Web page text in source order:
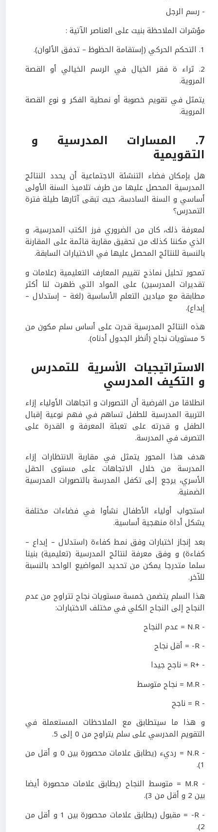
- رسم الرجل
مؤشرات الملاحظة بنيت على العناصر الآتية :
1. التحكم الحركي (إستقامة الحظوظ – تدفق الألوان).
2. ثراء ة فقر الخيال في الرسم الخيالي أو القصة
المروية.
يتمثل في تقويم خصوبة أو نمطية الفكر و نوع القصة
المروية.
7. المسارات المدرسية و
التقويمية
هل بإمكان فضاء التنشئة الاجتماعية أن يحدد النتائج
المدرسية المحصل عليها من طرف تلاميذ السنة الأولى
أساسي و السنة السادسة، حيث تبقى آثارها طيلة فترة
التمدرس؟
لمعرفة ذلك، كان من الضروري فرز الكتب المدرسية، و
الذي مكننا كذلك من تحقيق مقاربة قائمة على المقارنة
بالنسبة للنتائج المحصل عليها في الاختيارات السابقة.
تمحور تحليل نماذج تقييم المعارف التعليمية (علامات و
تقديرات المدرسين) على المواد التي ظهرت لنا أكثر
مطابقة مع ميادين التعلم الأساسية (لغة – إستدلال –
إبداع).
هذه النتائج المدرسية قدرت على أساس سلم مكون من
5 مستويات نجاح (أنظر الجدول أدناه).
الاستراتيجيات الأسرية للتمدرس
و التكيف المدرسي
انطلاقا من الفرضية أن التصورات و اتجاهات الأولياء إزاء
التربية المدرسية للطفل تساهم في فهم نوعية إقبال
الطفل و قدرته على تعبئة المعرفة و القدرة على
التصرف في المدرسة.
هدف هذا المحور يتمثل في مقاربة الانتظارات إزاء
المدرسة من خلال الاتجاهات على مستوى الحقل
الأسري، يرجع إلى تكفل المدرسة بالتصورات المدرسية
الضمنية.
استجواب أولياء الأطفال نشأوا في فضاءات مختلفة
يشكل أداة منهجية أساسية.
بعد إنجاز اختبارات وفق نمط كفاءة (استدلال – إبداع –
كفاءة) و وفق معرفة لنتائج المدرسية (تعليمية) بنينا
سلما متدرجا يمكن من تحديد المواضيع الواحد بالنسبة
للآخر.
هذا السلم يتضمن خمسة مستويات نجاح تتراوح من عدم
النجاح إلى النجاح الكلي في مختلف الاختبارات:
- N.R = عدم النجاح
- R- = أقل نجاح
- +R = ناجح جيدا
- M.R = نجاح متوسط
- R = ناجح
و هذا ما سيتطابق مع الملاحظات المستعملة في
التقويم المدرسي على سلم يتراوح من 0 إلى 5.
- N.R = رديء (يطابق علامات محصورة بين 0 و أقل من
1).
- M.R = متوسط النجاح (يطابق علامات محصورة أيضا
بين 2 و أقل من 3).
- R- = مقبول (يطابق علامات محصورة بين 1 و أقل من
2).